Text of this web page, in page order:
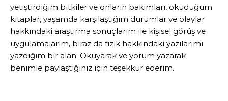
yetiştirdiğim bitkiler ve onların bakımları, okuduğum
kitaplar, yaşamda karşılaştığım durumlar ve olaylar
hakkındaki araştırma sonuçlarım ile kişisel görüş ve
uygulamalarım, biraz da fizik hakkındaki yazılarımı
yazdığım bir alan. Okuyarak ve yorum yazarak
benimle paylaştığınız için teşekkür ederim.